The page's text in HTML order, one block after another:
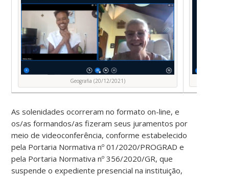
Geografia (20/12/2021)
As solenidades ocorreram no formato on-line, e
os/as formandos/as fizeram seus juramentos por
meio de videoconferência, conforme estabelecido
pela Portaria Normativa nº 01/2020/PROGRAD e
pela Portaria Normativa nº 356/2020/GR, que
suspende o expediente presencial na instituição,